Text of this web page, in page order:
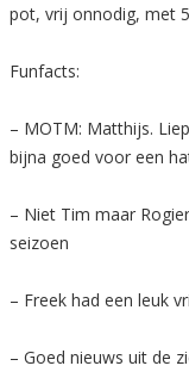
pot, vrij onnodig, met
Funfacts:
– MOTM: Matthijs.
bijna goed voor een
– Niet Tim maar
seizoen
– Freek had een leuk
– Goed nieuws uit de